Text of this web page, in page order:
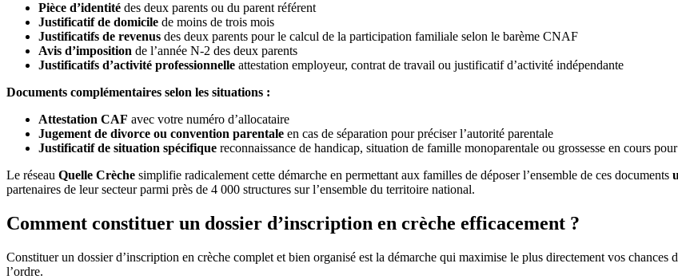
Pièce d’identité des deux parents ou du parent référent
Justificatif de domicile de moins de trois mois
Justificatifs de revenus des deux parents pour le calcul de la participation familiale selon le barème CNAF
Avis d’imposition de l’année N-2 des deux parents
Justificatifs d’activité professionnelle attestation employeur, contrat de travail ou justificatif d’activité indépendante
Documents complémentaires selon les situations :
Attestation CAF avec votre numéro d’allocataire
Jugement de divorce ou convention parentale en cas de séparation pour préciser l’autorité parentale
Justificatif de situation spécifique reconnaissance de handicap, situation de famille monoparentale ou grossesse en cours
Le réseau Quelle Crèche simplifie radicalement cette démarche en permettant aux familles de déposer l’ensemble de ces documents
partenaires de leur secteur parmi près de 4 000 structures sur l’ensemble du territoire national.
Comment constituer un dossier d’inscription en crèche efficacement ?
Constituer un dossier d’inscription en crèche complet et bien organisé est la démarche qui maximise le plus directement vos chances
l’ordre.